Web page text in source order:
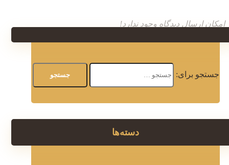
امکان ارسال دیدگاه وجود ندارد!
جستجو برای:
دسته‌ها